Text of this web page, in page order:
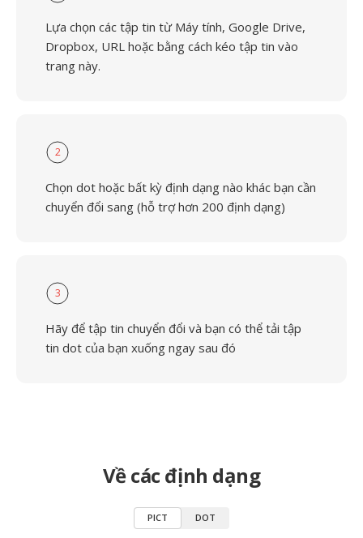
Lựa chọn các tập tin từ Máy tính, Google Drive,
Dropbox, URL hoặc bằng cách kéo tập tin vào
trang này.
2
Chọn dot hoặc bất kỳ định dạng nào khác bạn cần
chuyển đổi sang (hỗ trợ hơn 200 định dạng)
3
Hãy để tập tin chuyển đổi và bạn có thể tải tập
tin dot của bạn xuống ngay sau đó
Về các định dạng
PICT DOT